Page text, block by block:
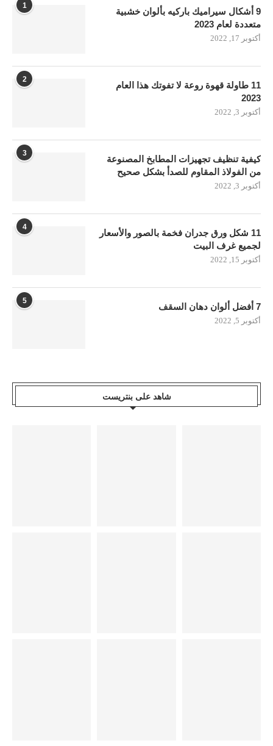
1
9 أشكال سيراميك باركيه بألوان خشبية
متعددة لعام 2023
أكتوبر 17, 2022
2
11 طاولة قهوة روعة لا تفوتك هذا العام
2023
أكتوبر 3, 2022
3
كيفية تنظيف تجهيزات المطابخ المصنوعة
من الفولاذ المقاوم للصدأ بشكل صحيح
أكتوبر 3, 2022
4
11 شكل ورق جدران فخمة بالصور والأسعار
لجميع غرف البيت
أكتوبر 15, 2022
5
7 أفضل ألوان دهان السقف
أكتوبر 5, 2022
شاهد على بنتريست